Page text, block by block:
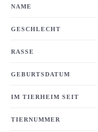
NAME
GESCHLECHT
RASSE
GEBURTSDATUM
IM TIERHEIM SEIT
TIERNUMMER